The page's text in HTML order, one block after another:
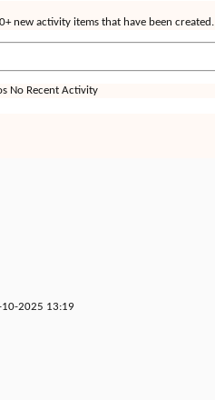
new activity items that have been created.
No Recent Activity
2025 13:19